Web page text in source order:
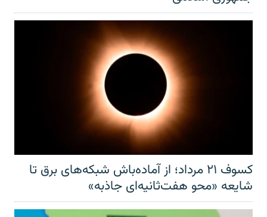
کسوف ۲۱ مرداد؛ از آماده‌باش شبکه‌های برق تا
شایعه «محو هفت‌ثانیه‌ای جاذبه»